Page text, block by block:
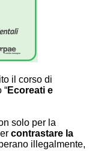
il corso di
“Ecoreati e
solo per la
contrastare la
illegalmente,